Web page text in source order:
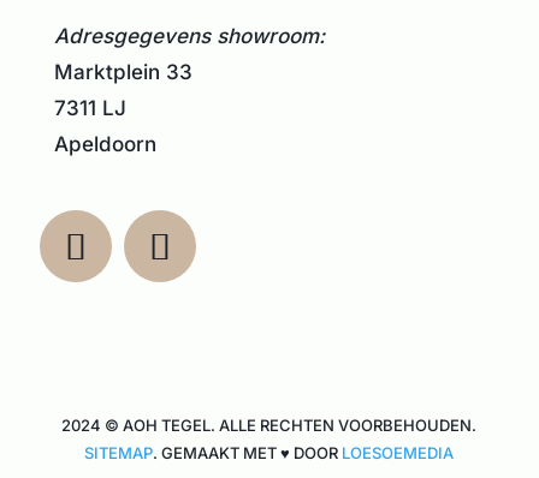
Adresgegevens showroom:
Marktplein 33
7311 LJ
Apeldoorn
2024 © AOH TEGEL. ALLE RECHTEN VOORBEHOUDEN.
SITEMAP. GEMAAKT MET ♥ DOOR LOESOEMEDIA